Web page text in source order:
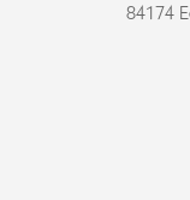
84174